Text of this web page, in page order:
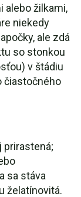
alebo žilkami,
niekedy
ale zdá
so stonkou
v štádiu
čiastočného
prirastená;
sa stáva
želatínovitá.